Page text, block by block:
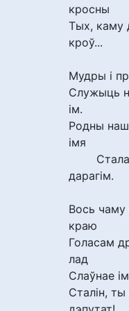
кросны
Тых, каму
кроў...
Мудры і
Служыць
ім.
Родны
імя
Сталася
дарагім.
Вось
краю
Голасам
лад
Слаўнае
Сталін,